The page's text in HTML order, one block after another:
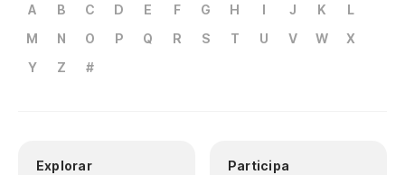
A B C D E F G H I J K
L
M
N O P Q R S T U V W
X
Y
Z #
Explorar Participa